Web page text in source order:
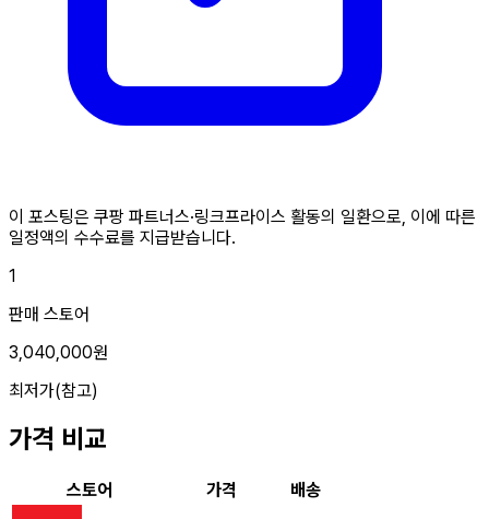
이 포스팅은 쿠팡 파트너스·링크프라이스 활동의 일환으로, 이에 따른
일정액의 수수료를 지급받습니다.
1
판매 스토어
3,040,000원
최저가(참고)
가격 비교
스토어 가격 배송